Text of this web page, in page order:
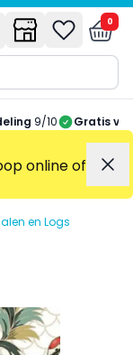
0
9/10 Gratis
online of
en Logs